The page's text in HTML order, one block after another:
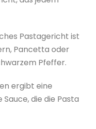
Pastagericht ist
Pancetta oder
Pfeffer.
ergibt eine
die die Pasta